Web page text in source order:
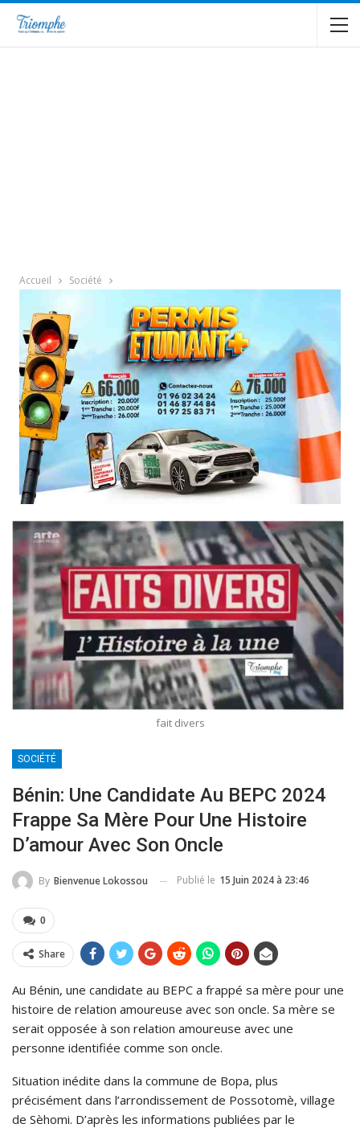
Accueil Société
fait divers
SOCIÉTÉ
Bénin: Une Candidate Au BEPC 2024
Frappe Sa Mère Pour Une Histoire
D’amour Avec Son Oncle
By Bienvenue Lokossou Publié le 15 Juin 2024 à 23:46
0
Share
Au Bénin, une candidate au BEPC a frappé sa mère pour une
histoire de relation amoureuse avec son oncle. Sa mère se
serait opposée à son relation amoureuse avec une
personne identifiée comme son oncle.
Situation inédite dans la commune de Bopa, plus
précisément dans l’arrondissement de Possotomè, village
de Sèhomi. D’après les informations publiées par le